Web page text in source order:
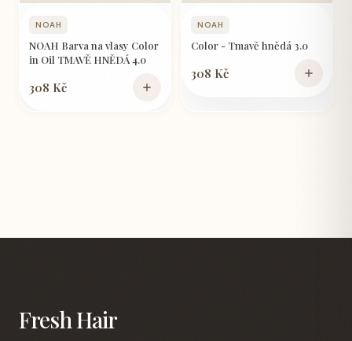
NOAH
NOAH Barva na vlasy Color
in Oil TMAVĚ HNĚDÁ 4.0
308 Kč
NOAH
Color - Tmavě hnědá 3.0
308 Kč
Fresh Hair